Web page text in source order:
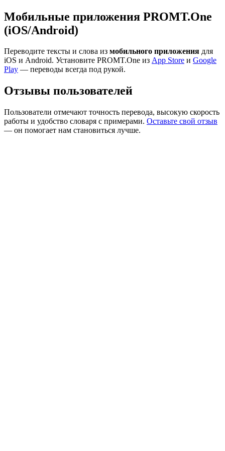
Мобильные приложения PROMT.One
(iOS/Android)
Переводите тексты и слова из мобильного приложения для
iOS и Android. Установите PROMT.One из App Store и Google
Play — переводы всегда под рукой.
Отзывы пользователей
Пользователи отмечают точность перевода, высокую скорость
работы и удобство словаря с примерами. Оставьте свой отзыв
— он помогает нам становиться лучше.